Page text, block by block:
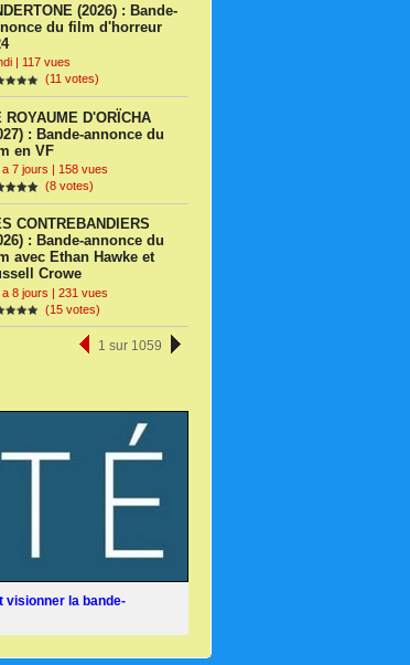
(2026) : Bande-
du film d'horreur
| 117 vues
(11 votes)
ROYAUME D'ORÏCHA
: Bande-annonce du
en VF
a 7 jours | 158 vues
(8 votes)
CONTREBANDIERS
: Bande-annonce du
avec Ethan Hawke et
Crowe
a 8 jours | 231 vues
(15 votes)
1 sur 1059
visionner la bande-